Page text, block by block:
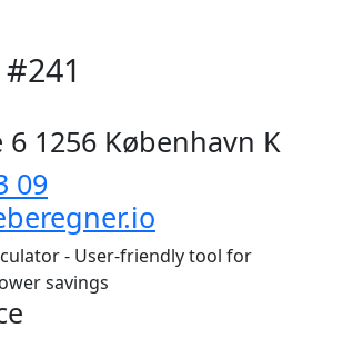
1256 København K
09